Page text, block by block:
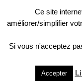
Collectif pour
Ce site
améliorer/simplifier
Si vous n'acceptez
Accepter